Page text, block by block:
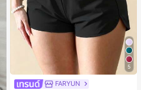
5
FARYUN